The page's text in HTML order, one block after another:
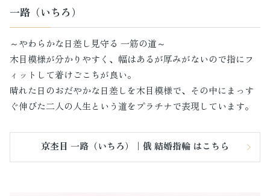
一路（いちろ）
～やわらかな日差し見守る 一筋の道～
木目模様が分かりやすく、幅はあるが厚みがないので指にフ
ィットして着けごこちが良い。
晴れた日のおだやかな日差しを木目模様で、その中にまっす
ぐ伸びた二人の人生という道をプラチナで表現しています。
京杢目 一路（いちろ）｜俄 結婚指輪 はこちら